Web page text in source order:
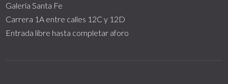
Galería Santa Fe
Carrera 1A entre calles 12C y 12D
Entrada libre hasta completar aforo